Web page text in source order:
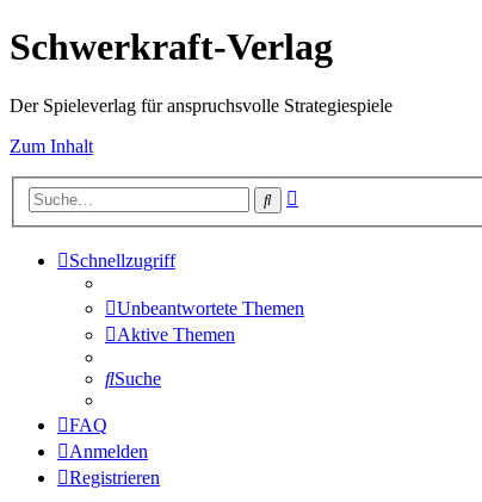
Schwerkraft-Verlag
Der Spieleverlag für anspruchsvolle Strategiespiele
Zum Inhalt
Suche
Schnellzugriff
Unbeantwortete Themen
Aktive Themen
Suche
FAQ
Anmelden
Registrieren